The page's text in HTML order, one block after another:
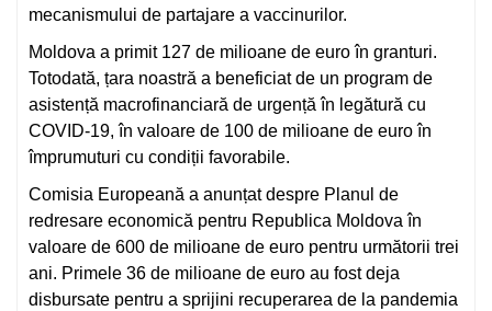
mecanismului de partajare a vaccinurilor.
Moldova a primit 127 de milioane de euro în granturi.
Totodată, țara noastră a beneficiat de un program de
asistență macrofinanciară de urgență în legătură cu
COVID-19, în valoare de 100 de milioane de euro în
împrumuturi cu condiții favorabile.
Comisia Europeană a anunțat despre Planul de
redresare economică pentru Republica Moldova în
valoare de 600 de milioane de euro pentru următorii trei
ani. Primele 36 de milioane de euro au fost deja
disbursate pentru a sprijini recuperarea de la pandemia